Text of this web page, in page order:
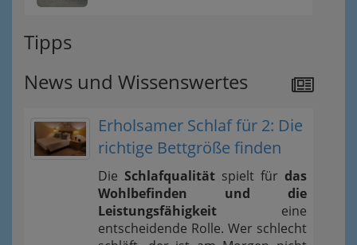
Tipps
News und Wissenswertes
Erholsamer Schlaf für 2: Die
richtige Bettgröße finden
Die Schlafqualität spielt für das
Wohlbefinden und die
Leistungsfähigkeit eine
entscheidende Rolle. Wer schlecht